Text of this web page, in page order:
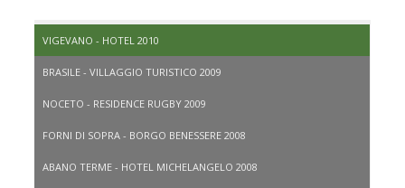
VIGEVANO - HOTEL 2010
BRASILE - VILLAGGIO TURISTICO 2009
NOCETO - RESIDENCE RUGBY 2009
FORNI DI SOPRA - BORGO BENESSERE 2008
ABANO TERME - HOTEL MICHELANGELO 2008